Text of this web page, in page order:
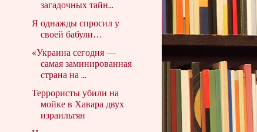
загадочных тайн...
Я однажды спросил у
своей бабули…
«Украина сегодня —
самая заминированная
страна на ...
Террористы убили на
мойке в Хавара двух
израильтян